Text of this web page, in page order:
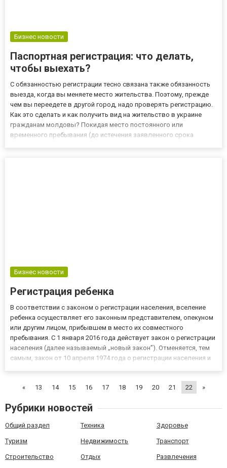
Бизнес новости
Паспортная регистрация: что делать,
чтобы выехать?
С обязанностью регистрации тесно связана также обязанность
выезда, когда вы меняете место жительства. Поэтому, прежде
чем вы переедете в другой город, надо проверять регистрацию.
Как это сделать и как получить вид на жительство в украине
гражданам молдовы? Покидая место постоянного или
временного пребывания (до истечения заявленного срока
Бизнес новости
Регистрация ребенка
В соответствии с законом о регистрации населения, вселение
ребенка осуществляет его законным представителем, опекуном
или другим лицом, прибывшем в место их совместного
пребывания. С 1 января 2016 года действует закон о регистрации
населения (далее называемый „новый закон”). Отменяется, тем
самым, закон от 10 апреля 1974 года о регистрации населения и
«
13 14 15 16 17 18 19 20 21 22 »
Рубрики новостей
Общий раздел Техника Здоровье
Туризм Недвижимость Транспорт
Строительство Отдых Развлечения